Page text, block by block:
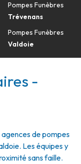
Pompes Funèbres
Trévenans
Pompes Funèbres
Valdoie
-
de pompes
Les équipes y
sans faille.